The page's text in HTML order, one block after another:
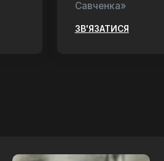
Савченка»
ЗВ'ЯЗАТИСЯ